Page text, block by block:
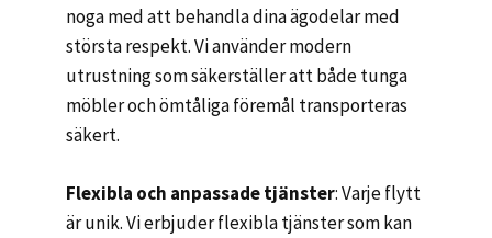
noga med att behandla dina ägodelar med
största respekt. Vi använder modern
utrustning som säkerställer att både tunga
möbler och ömtåliga föremål transporteras
säkert.
Flexibla och anpassade tjänster: Varje flytt
är unik. Vi erbjuder flexibla tjänster som kan